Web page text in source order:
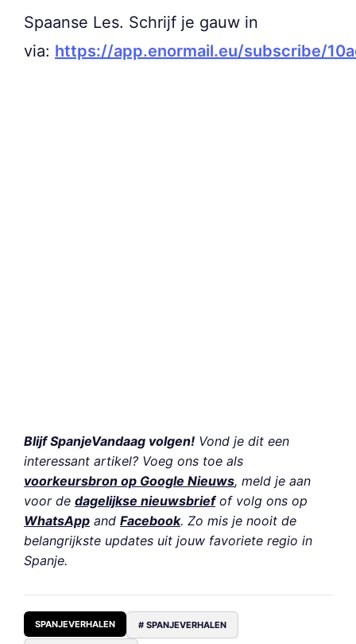
Spaanse Les. Schrijf je gauw in
via: https://app.enormail.eu/subscribe/
Blijf SpanjeVandaag volgen! Vond je dit een
interessant artikel? Voeg ons toe als
voorkeursbron op Google Nieuws, meld je aan
voor de dagelijkse nieuwsbriefof volg ons op
WhatsApp and Facebook. Zo mis je nooit de
belangrijkste updates uit jouw favoriete regio in
Spanje.
SPANJEVERHALEN # SPANJEVERHALEN